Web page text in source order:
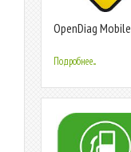
OpenDiag Mobile
Подробнее...